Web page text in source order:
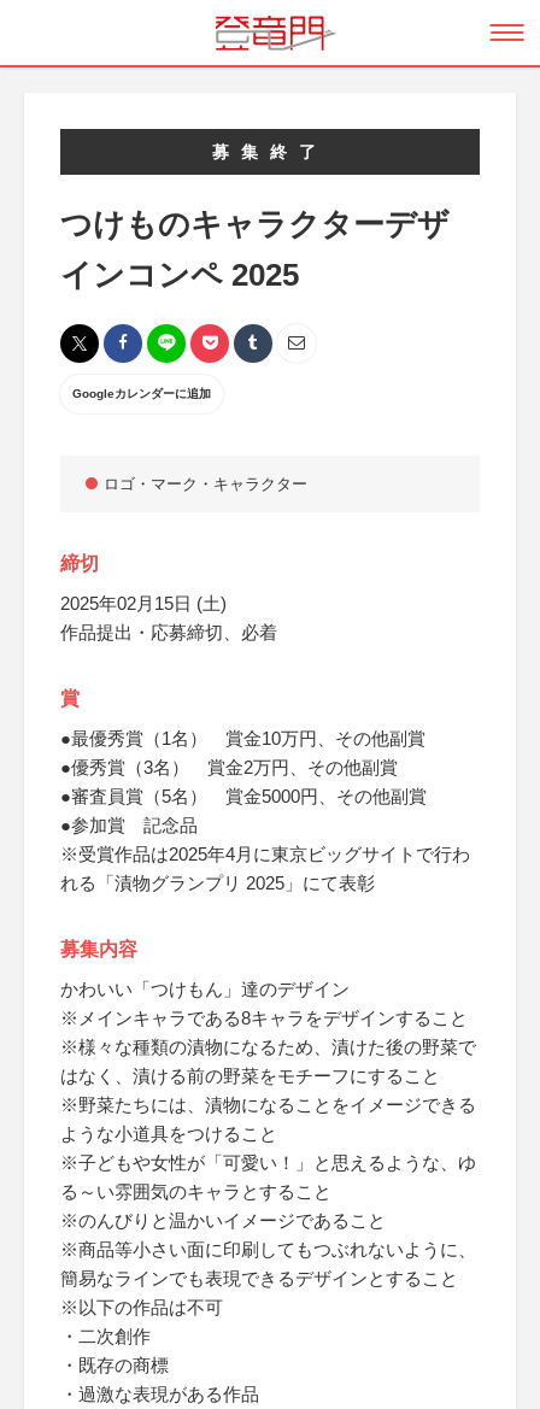
募集終了
つけものキャラクターデザ
インコンペ 2025
Googleカレンダーに追加
ロゴ・マーク・キャラクター
締切
2025年02月15日 (土)
作品提出・応募締切、必着
賞
●最優秀賞（1名） 賞金10万円、その他副賞
●優秀賞（3名） 賞金2万円、その他副賞
●審査員賞（5名） 賞金5000円、その他副賞
●参加賞 記念品
※受賞作品は2025年4月に東京ビッグサイトで行わ
れる「漬物グランプリ 2025」にて表彰
募集内容
かわいい「つけもん」達のデザイン
※メインキャラである8キャラをデザインすること
※様々な種類の漬物になるため、漬けた後の野菜で
はなく、漬ける前の野菜をモチーフにすること
※野菜たちには、漬物になることをイメージできる
ような小道具をつけること
※子どもや女性が「可愛い！」と思えるような、ゆ
る～い雰囲気のキャラとすること
※のんびりと温かいイメージであること
※商品等小さい面に印刷してもつぶれないように、
簡易なラインでも表現できるデザインとすること
※以下の作品は不可
・二次創作
・既存の商標
・過激な表現がある作品